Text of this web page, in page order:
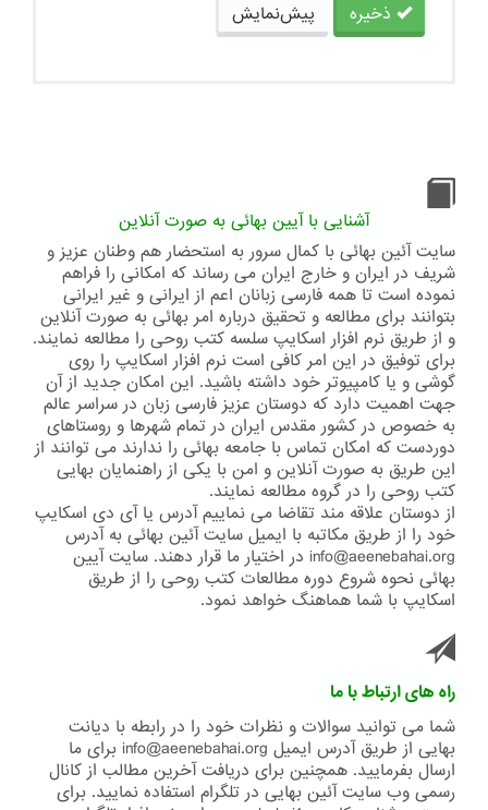
ذخیره پیش‌نمایش
آشنایی با آیین بهائی به صورت آنلاین
سایت آئین بهائی با کمال سرور به استحضار هم وطنان عزیز و
شریف در ایران و خارج ایران می رساند که امکانی را فراهم
نموده است تا همه فارسی زبانان اعم از ایرانی و غیر ایرانی
بتوانند برای مطالعه و تحقیق درباره امر بهائی به صورت آنلاین
و از طریق نرم افزار اسکایپ سلسه کتب روحی را مطالعه نمایند.
برای توفیق در این امر کافی است نرم افزار اسکایپ را روی
گوشی و یا کامپیوتر خود داشته باشید. این امکان جدید از آن
جهت اهمیت دارد که دوستان عزیز فارسی زبان در سراسر عالم
به خصوص در کشور مقدس ایران در تمام شهرها و روستاهای
دوردست که امکان تماس با جامعه بهائی را ندارند می توانند از
این طریق به صورت آنلاین و امن با یکی از راهنمایان بهایی
کتب روحی را در گروه مطالعه نمایند.
از دوستان علاقه مند تقاضا می نماییم آدرس یا آی دی اسکایپ
خود را از طریق مکاتبه با ایمیل سایت آئین بهائی به آدرس
info@aeenebahai.org در اختیار ما قرار دهند. سایت آیین
بهائی نحوه شروع دوره مطالعات کتب روحی را از طریق
اسکایپ با شما هماهنگ خواهد نمود.
راه های ارتباط با ما
شما می توانید سوالات و نظرات خود را در رابطه با دیانت
بهایی از طریق آدرس ایمیل info@aeenebahai.org برای ما
ارسال بفرمایید. همچنین برای دریافت آخرین مطالب از کانال
رسمی وب سایت آئین بهایی در تلگرام استفاده نمایید. برای